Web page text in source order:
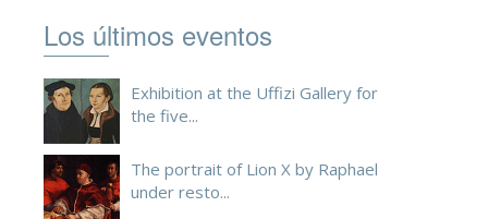
Los últimos eventos
Exhibition at the Uffizi Gallery for
the five...
The portrait of Lion X by Raphael
under resto...